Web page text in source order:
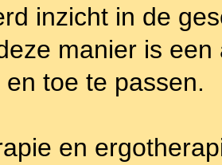
inzicht in de
manier is
toe te passen.
en